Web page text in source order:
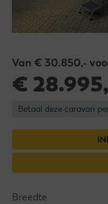
Van € 30.850,-
€
Betaal deze caravan
Breedte